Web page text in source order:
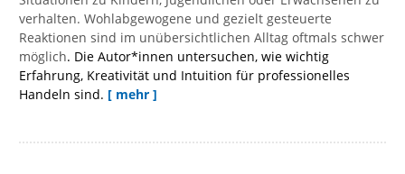
verhalten. Wohlabgewogene und gezielt gesteuerte
Reaktionen sind im unübersichtlichen Alltag oftmals schwer
möglich. Die Autor*innen untersuchen, wie wichtig
Erfahrung, Kreativität und Intuition für professionelles
Handeln sind. [ mehr ]